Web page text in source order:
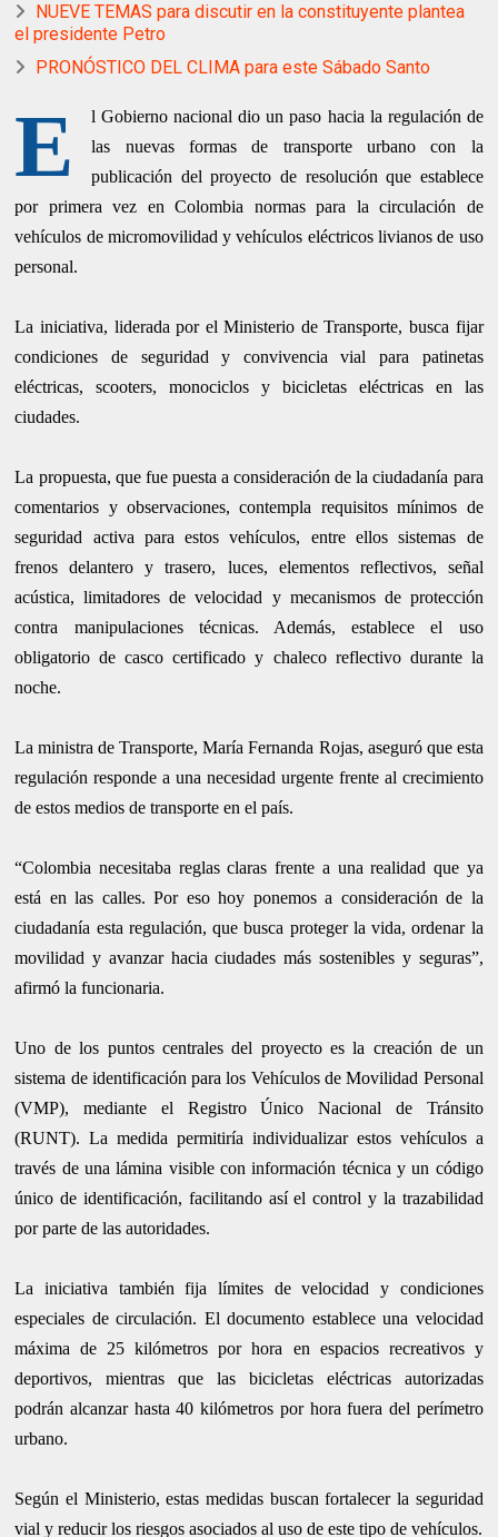
NUEVE TEMAS para discutir en la constituyente plantea
el presidente Petro
PRONÓSTICO DEL CLIMA para este Sábado Santo
E
l Gobierno nacional dio un paso hacia la regulación de
las nuevas formas de transporte urbano con la
publicación del proyecto de resolución que establece
por primera vez en Colombia normas para la circulación de
vehículos de micromovilidad y vehículos eléctricos livianos de uso
personal.
La iniciativa, liderada por el Ministerio de Transporte, busca fijar
condiciones de seguridad y convivencia vial para patinetas
eléctricas, scooters, monociclos y bicicletas eléctricas en las
ciudades.
La propuesta, que fue puesta a consideración de la ciudadanía para
comentarios y observaciones, contempla requisitos mínimos de
seguridad activa para estos vehículos, entre ellos sistemas de
frenos delantero y trasero, luces, elementos reflectivos, señal
acústica, limitadores de velocidad y mecanismos de protección
contra manipulaciones técnicas. Además, establece el uso
obligatorio de casco certificado y chaleco reflectivo durante la
noche.
La ministra de Transporte, María Fernanda Rojas, aseguró que esta
regulación responde a una necesidad urgente frente al crecimiento
de estos medios de transporte en el país.
“Colombia necesitaba reglas claras frente a una realidad que ya
está en las calles. Por eso hoy ponemos a consideración de la
ciudadanía esta regulación, que busca proteger la vida, ordenar la
movilidad y avanzar hacia ciudades más sostenibles y seguras”,
afirmó la funcionaria.
Uno de los puntos centrales del proyecto es la creación de un
sistema de identificación para los Vehículos de Movilidad Personal
(VMP), mediante el Registro Único Nacional de Tránsito
(RUNT). La medida permitiría individualizar estos vehículos a
través de una lámina visible con información técnica y un código
único de identificación, facilitando así el control y la trazabilidad
por parte de las autoridades.
La iniciativa también fija límites de velocidad y condiciones
especiales de circulación. El documento establece una velocidad
máxima de 25 kilómetros por hora en espacios recreativos y
deportivos, mientras que las bicicletas eléctricas autorizadas
podrán alcanzar hasta 40 kilómetros por hora fuera del perímetro
urbano.
Según el Ministerio, estas medidas buscan fortalecer la seguridad
vial y reducir los riesgos asociados al uso de este tipo de vehículos.